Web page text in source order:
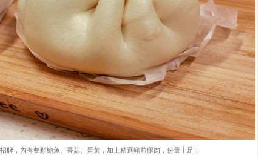
牌，內有整顆鮑魚、香菇、蛋黃，加上精選豬前腿肉，份量十足！